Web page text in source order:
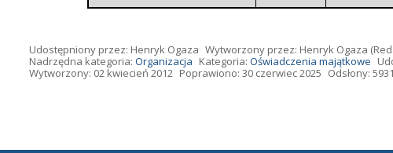
Udostępniony przez: Henryk Ogaza Wytworzony przez: Henryk Ogaza
Nadrzędna kategoria: Organizacja Kategoria: Oświadczenia majątkowe
Wytworzony: 02 kwiecień 2012 Poprawiono: 30 czerwiec 2025 Odsłony: